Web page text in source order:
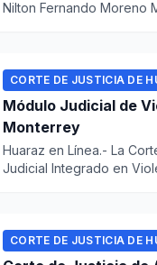
Nilton Fernando Moreno
CORTE DE JUSTICIA DE
Módulo Judicial de
Monterrey
Huaraz en Línea.- La
Judicial Integrado en
CORTE DE JUSTICIA DE